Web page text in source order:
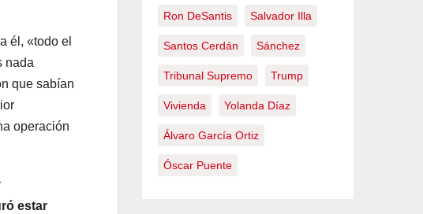
él, «todo el
nada
que sabían
operación
estar
Ron DeSantis Salvador Illa
Santos Cerdán Sánchez
Tribunal Supremo Trump
Vivienda Yolanda Díaz
Álvaro García Ortiz
Óscar Puente